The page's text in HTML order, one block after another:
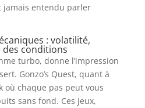
jamais entendu parler
: volatilité,
conditions
turbo, donne l’impression
Gonzo’s Quest, quant à
où chaque pas peut vous
sans fond. Ces jeux,